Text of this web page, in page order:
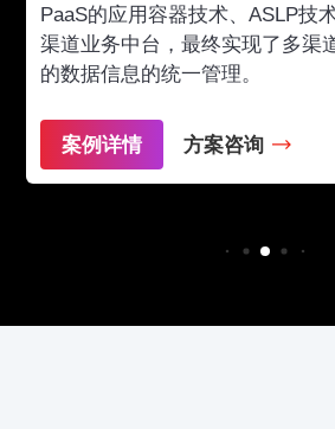
PaaS的应用容器技术、ASLP技
渠道业务中台，最终实现了多渠
的数据信息的统一管理。
案例详情 方案咨询